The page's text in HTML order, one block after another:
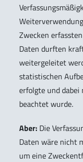
Zwecken
Daten durften
weitergeleitet
statistischen
erfolgte und
beachtet wurde.
Aber: Die
Daten wäre nicht
um eine